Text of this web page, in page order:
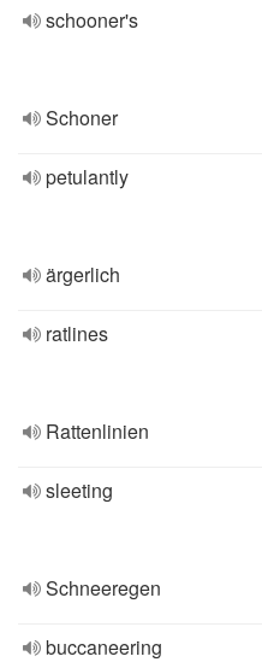
schooner's
Schoner
petulantly
ärgerlich
ratlines
Rattenlinien
sleeting
Schneeregen
buccaneering